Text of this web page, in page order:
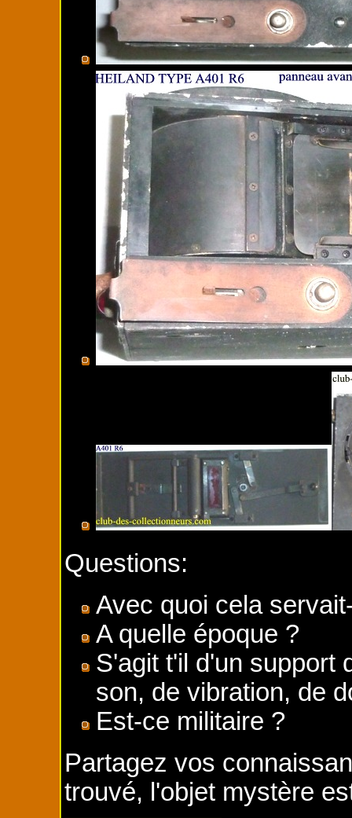
Questions:
Avec quoi cela
A quelle époque ?
S'agit t'il d'un support
son, de vibration, de
Est-ce militaire ?
Partagez vos
trouvé, l'objet mystère